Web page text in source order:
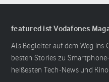
featured ist Vodafones
Als Begleiter auf dem Weg
besten Stories zu
heißesten Tech-News und